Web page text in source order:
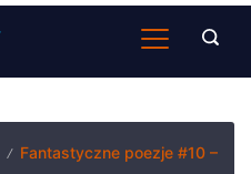
Fantastyczne poezje #10 –